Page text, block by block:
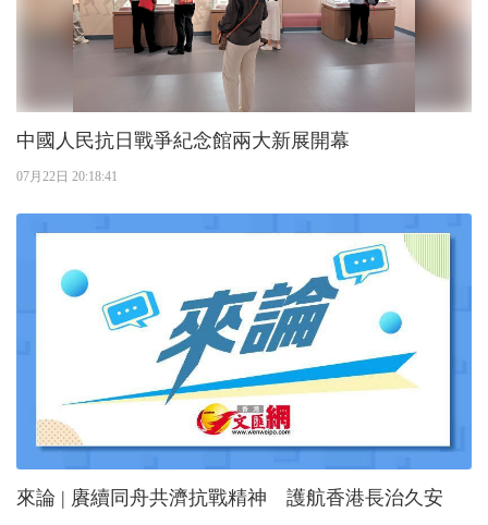
中國人民抗日戰爭紀念館兩大新展開幕
07月22日 20:18:41
來論 | 賡續同舟共濟抗戰精神 護航香港長治久安